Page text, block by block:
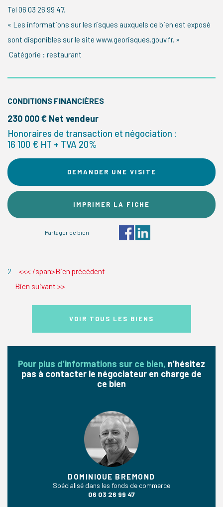
Tel 06 03 26 99 47.
« Les informations sur les risques auxquels ce bien est exposé
sont disponibles sur le site www.georisques.gouv.fr. »
Catégorie : restaurant
CONDITIONS FINANCIÈRES
230 000 € Net vendeur
Honoraires de transaction et négociation :
16 100 € HT + TVA 20%
DEMANDER UNE VISITE
IMPRIMER LA FICHE
Partager ce bien
2
<<< /span>Bien précédent
Bien suivant >>
VOIR TOUS LES BIENS
Pour plus d’informations sur ce bien, n’hésitez
pas à contacter le négociateur en charge de
ce bien
DOMINIQUE BREMOND
Spécialisé dans les fonds de commerce
06 03 26 99 47